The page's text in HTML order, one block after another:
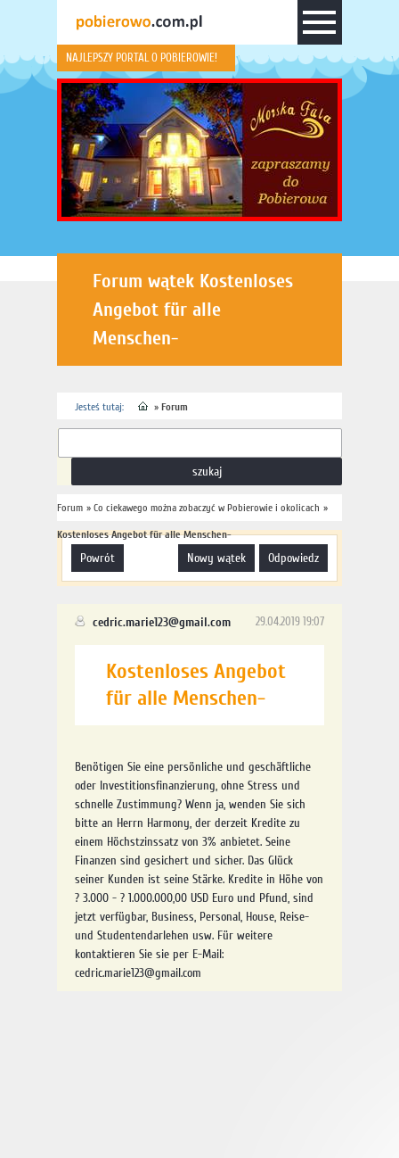
NAJLEPSZY PORTAL O POBIEROWIE!
Forum wątek Kostenloses
Angebot für alle
Menschen-
Jesteś tutaj: » Forum
Forum » Co ciekawego można zobaczyć w Pobierowie i okolicach »
Kostenloses Angebot für alle Menschen-
powrót odpowiedz
nowy wątek
29.04.2019 19:07
cedric.marie123@gmail.com
Kostenloses Angebot
für alle Menschen-
Benötigen Sie eine persönliche und geschäftliche
oder Investitionsfinanzierung, ohne Stress und
schnelle Zustimmung? Wenn ja, wenden Sie sich
bitte an Herrn Harmony, der derzeit Kredite zu
einem Höchstzinssatz von 3% anbietet. Seine
Finanzen sind gesichert und sicher. Das Glück
seiner Kunden ist seine Stärke. Kredite in Höhe von
? 3.000 - ? 1.000.000,00 USD Euro und Pfund, sind
jetzt verfügbar, Business, Personal, House, Reise-
und Studentendarlehen usw. Für weitere
kontaktieren Sie sie per E-Mail:
cedric.marie123@gmail.com